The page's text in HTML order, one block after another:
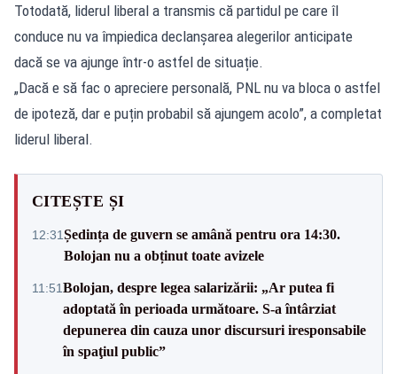
Totodată, liderul liberal a transmis că partidul pe care îl
conduce nu va împiedica declanșarea alegerilor anticipate
dacă se va ajunge într-o astfel de situație.
„Dacă e să fac o apreciere personală, PNL nu va bloca o astfel
de ipoteză, dar e puțin probabil să ajungem acolo”, a completat
liderul liberal.
CITEȘTE ȘI
12:31Ședința de guvern se amână pentru ora 14:30.
Bolojan nu a obținut toate avizele
11:51Bolojan, despre legea salarizării: „Ar putea fi
adoptată în perioada următoare. S-a întârziat
depunerea din cauza unor discursuri iresponsabile
în spaţiul public”